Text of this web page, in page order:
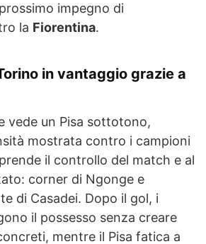
impegno di
la Fiorentina.
in vantaggio grazie a
vede un Pisa sottotono,
mostrata contro i campioni
prende il controllo del match e al
corner di Ngonge e
di Casadei. Dopo il gol, i
il possesso senza creare
mentre il Pisa fatica a